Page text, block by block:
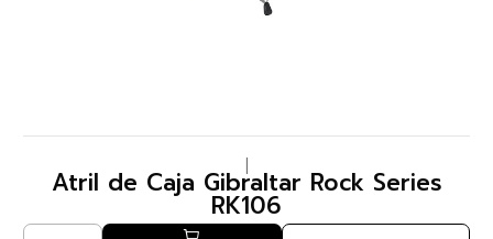
Atril de Caja Gibraltar Rock Series
RK106